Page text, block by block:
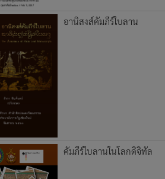
อานิสงส์คัมภีร์ใบลาน
คัมภีร์ใบลานในโลกดิจิทัล